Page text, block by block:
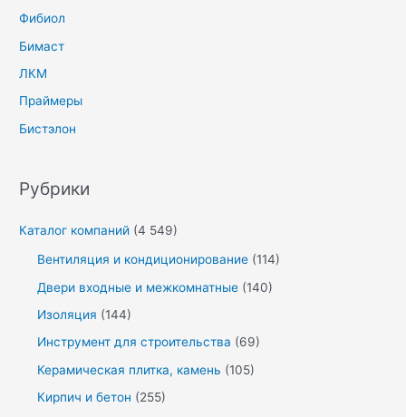
Фибиол
Бимаст
ЛКМ
Праймеры
Бистэлон
Рубрики
Каталог компаний (4 549)
Вентиляция и кондиционирование (114)
Двери входные и межкомнатные (140)
Изоляция (144)
Инструмент для строительства (69)
Керамическая плитка, камень (105)
Кирпич и бетон (255)